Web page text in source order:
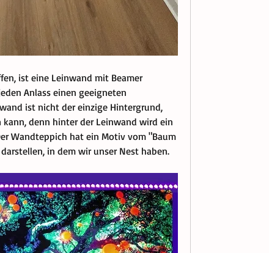
ist eine Leinwand mit Beamer
Anlass einen geeigneten
ist nicht der einzige Hintergrund,
denn hinter der Leinwand wird ein
Wandteppich hat ein Motiv vom "Baum
in dem wir unser Nest haben.